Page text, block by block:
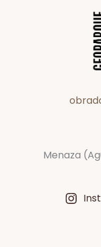
Menaza